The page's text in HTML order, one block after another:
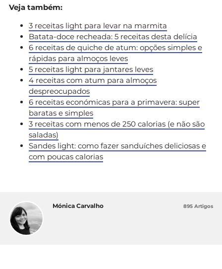
Veja também:
3 receitas light para levar na marmita
Batata-doce recheada: 5 receitas desta delícia
6 receitas de quiche de atum: opções simples e
rápidas para almoços leves
5 receitas light para jantares leves
4 receitas com atum para almoços
despreocupados
6 receitas económicas para a primavera: super
baratas e simples
3 receitas com menos de 250 calorias (e não são
saladas)
Sandes light: como fazer sanduíches deliciosas e
com poucas calorias
Mónica Carvalho 895 Artigos